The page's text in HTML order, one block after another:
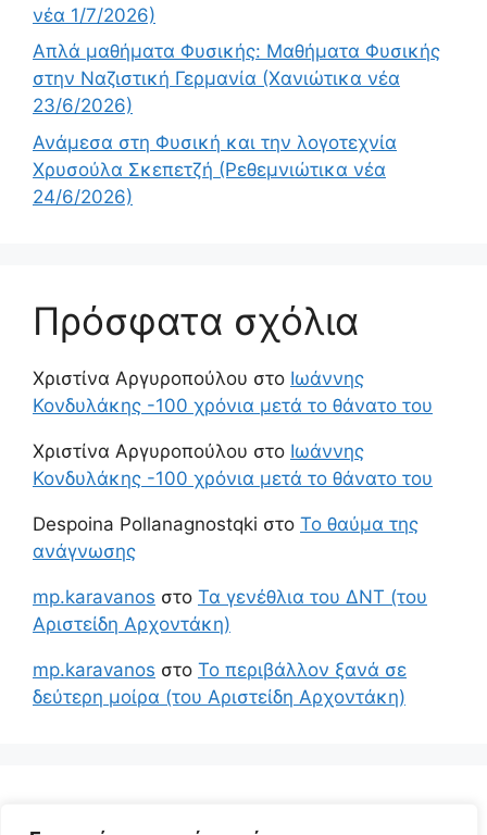
νέα 1/7/2026)
Απλά μαθήματα Φυσικής: Μαθήματα Φυσικής
στην Ναζιστική Γερμανία (Χανιώτικα νέα
23/6/2026)
Ανάμεσα στη Φυσική και την λογοτεχνία
Χρυσούλα Σκεπετζή (Ρεθεμνιώτικα νέα
24/6/2026)
Πρόσφατα σχόλια
Χριστίνα Αργυροπούλου στο Ιωάννης
Κονδυλάκης -100 χρόνια μετά το θάνατο του
Χριστίνα Αργυροπούλου στο Ιωάννης
Κονδυλάκης -100 χρόνια μετά το θάνατο του
Despoina Pollanagnostqki στο Το θαύμα της
ανάγνωσης
mp.karavanos στο Τα γενέθλια του ΔΝΤ (του
Αριστείδη Αρχοντάκη)
mp.karavanos στο Το περιβάλλον ξανά σε
δεύτερη μοίρα (του Αριστείδη Αρχοντάκη)